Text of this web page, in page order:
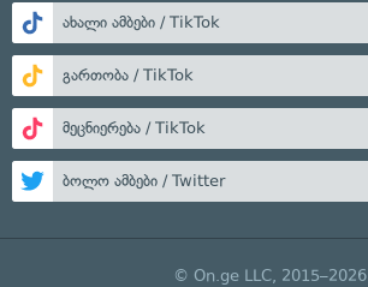
ახალი ამბები / TikTok
გართობა / TikTok
მეცნიერება / TikTok
ბოლო ამბები / Twitter
© On.ge LLC, 2015–2026